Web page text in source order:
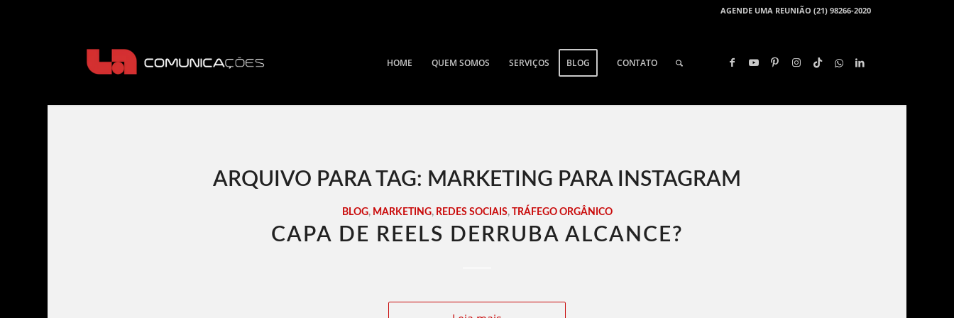
AGENDE UMA REUNIÃO (21) 98266-2020
HOME QUEM SOMOS SERVIÇOS BLOG CONTATO
ARQUIVO PARA TAG: MARKETING PARA INSTAGRAM
BLOG, MARKETING, REDES SOCIAIS, TRÁFEGO ORGÂNICO
CAPA DE REELS DERRUBA ALCANCE?